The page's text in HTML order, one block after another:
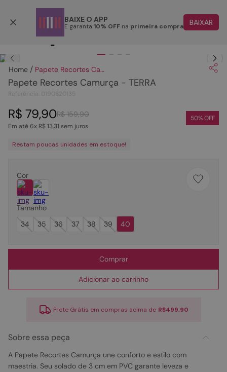
BAIXE O APP
E garanta 10% OFF na primeira compra BAIXAR
Papete Recortes Camurça - TERRA
Papete Recortes Camurça - TERRA
R$ 159,90
R$ 79,90
Em até6x R$13,31 sem juros
50% OFF
Restam poucas unidades em estoque!
Cor
Tamanho
34
35 36 37 38 39 40
Comprar
Adicionar ao carrinho
Frete Grátis em compras acima de R$499,90
Sobre essa peça
A Papete Recortes Camurça une conforto e estilo com
maestria. Seu solado de 3 cm em PVC garante leveza e
1º
2º
rasteira
4º
bota
5º
sandalia
6º
tamanco
sapatilha
couro
10º scarpin